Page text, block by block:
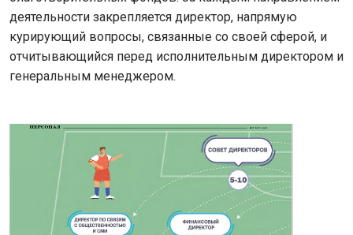
деятельности закрепляется директор, напрямую
курирующий вопросы, связанные со своей сферой, и
отчитывающийся перед исполнительным директором и
генеральным менеджером.